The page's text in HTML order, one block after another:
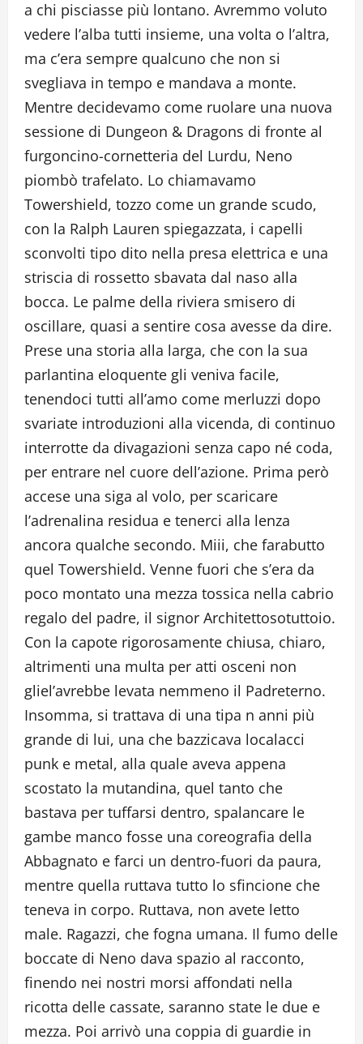
a chi pisciasse più lontano. Avremmo voluto
vedere l’alba tutti insieme, una volta o l’altra,
ma c’era sempre qualcuno che non si
svegliava in tempo e mandava a monte.
Mentre decidevamo come ruolare una nuova
sessione di Dungeon & Dragons di fronte al
furgoncino-cornetteria del Lurdu, Neno
piombò trafelato. Lo chiamavamo
Towershield, tozzo come un grande scudo,
con la Ralph Lauren spiegazzata, i capelli
sconvolti tipo dito nella presa elettrica e una
striscia di rossetto sbavata dal naso alla
bocca. Le palme della riviera smisero di
oscillare, quasi a sentire cosa avesse da dire.
Prese una storia alla larga, che con la sua
parlantina eloquente gli veniva facile,
tenendoci tutti all’amo come merluzzi dopo
svariate introduzioni alla vicenda, di continuo
interrotte da divagazioni senza capo né coda,
per entrare nel cuore dell’azione. Prima però
accese una siga al volo, per scaricare
l’adrenalina residua e tenerci alla lenza
ancora qualche secondo. Miii, che farabutto
quel Towershield. Venne fuori che s’era da
poco montato una mezza tossica nella cabrio
regalo del padre, il signor Architettosotuttoio.
Con la capote rigorosamente chiusa, chiaro,
altrimenti una multa per atti osceni non
gliel’avrebbe levata nemmeno il Padreterno.
Insomma, si trattava di una tipa n anni più
grande di lui, una che bazzicava localacci
punk e metal, alla quale aveva appena
scostato la mutandina, quel tanto che
bastava per tuffarsi dentro, spalancare le
gambe manco fosse una coreografia della
Abbagnato e farci un dentro-fuori da paura,
mentre quella ruttava tutto lo sfincione che
teneva in corpo. Ruttava, non avete letto
male. Ragazzi, che fogna umana. Il fumo delle
boccate di Neno dava spazio al racconto,
finendo nei nostri morsi affondati nella
ricotta delle cassate, saranno state le due e
mezza. Poi arrivò una coppia di guardie in